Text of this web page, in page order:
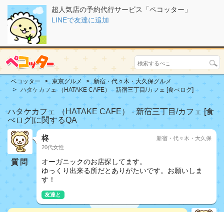
超人気店の予約代行サービス「ペコッター」
LINEで友達に追加
ペコッター 東京グルメ
新宿・代々木・大久保グルメ
ハタケカフェ （HATAKE CAFE） - 新宿三丁目/カフェ [食べログ]
ハタケカフェ （HATAKE CAFE） - 新宿三丁目/カフェ [食
べログ]に関するQA
質問
柊
20代女性
新宿・代々木・大久保
オーガニックのお店探してます。
ゆっくり出来る所だとありがたいです。お願いしま
す！
友達と